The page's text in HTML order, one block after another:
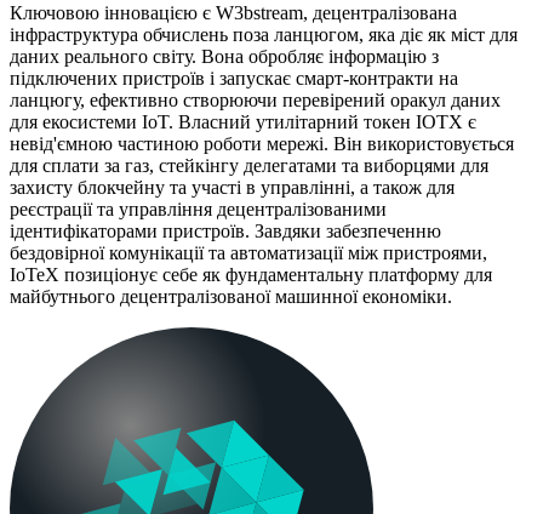
Ключовою інновацією є W3bstream, децентралізована
інфраструктура обчислень поза ланцюгом, яка діє як міст для
даних реального світу. Вона обробляє інформацію з
підключених пристроїв і запускає смарт-контракти на
ланцюгу, ефективно створюючи перевірений оракул даних
для екосистеми IoT. Власний утилітарний токен IOTX є
невід'ємною частиною роботи мережі. Він використовується
для сплати за газ, стейкінгу делегатами та виборцями для
захисту блокчейну та участі в управлінні, а також для
реєстрації та управління децентралізованими
ідентифікаторами пристроїв. Завдяки забезпеченню
бездовірної комунікації та автоматизації між пристроями,
IoTeX позиціонує себе як фундаментальну платформу для
майбутнього децентралізованої машинної економіки.